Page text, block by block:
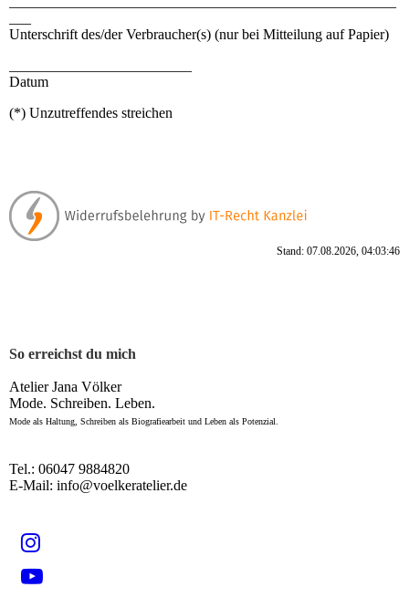
Unterschrift des/der Verbraucher(s) (nur bei Mitteilung auf Papier)
Datum
(*) Unzutreffendes streichen
Stand: 07.08.2026, 04:03:46
So erreichst du mich
Atelier Jana Völker
Mode. Schreiben. Leben.
Mode als Haltung, Schreiben als Biografiearbeit und Leben als Potenzial.
Tel.: 06047 9884820
E-Mail: info@voelkeratelier.de